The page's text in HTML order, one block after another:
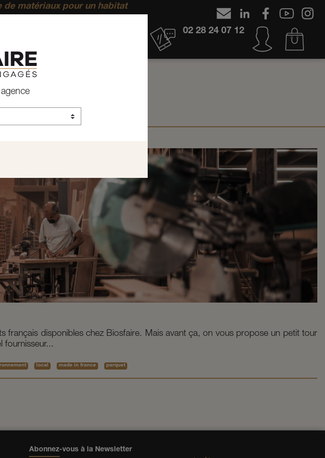
de matériaux pour un habitat
02 28 24 07 12
français disponibles chez Biosfaire. Mais avant ça, on vous propose un petit tour
fournisseur...
local made in france parquet
Abonnez-vous à la Newsletter